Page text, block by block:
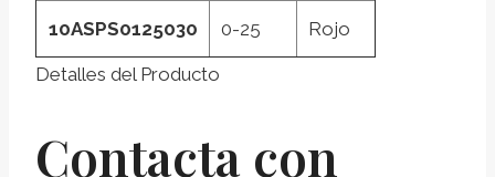
10ASPS0125030 0-25 Rojo
Detalles del Producto
Contacta con